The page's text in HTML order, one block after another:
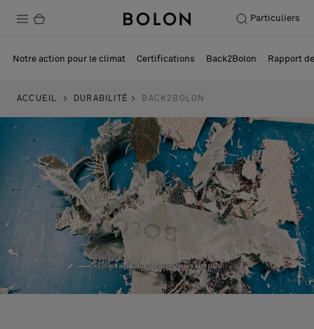
Particuliers
Produits
Projets
Durabilité
Installation
Entretien
Nos collaborations
FAQ
Notre action pour le climat Certifications Back2Bolon Rapport
ACCUEIL DURABILITÉ BACK2BOLON